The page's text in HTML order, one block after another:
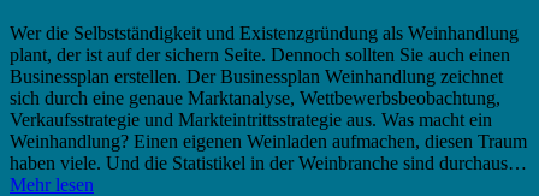
Wer die Selbstständigkeit und Existenzgründung als Weinhandlung
plant, der ist auf der sichern Seite. Dennoch sollten Sie auch einen
Businessplan erstellen. Der Businessplan Weinhandlung zeichnet
sich durch eine genaue Marktanalyse, Wettbewerbsbeobachtung,
Verkaufsstrategie und Markteintrittsstrategie aus. Was macht ein
Weinhandlung? Einen eigenen Weinladen aufmachen, diesen Traum
haben viele. Und die Statistikel in der Weinbranche sind durchaus…
Mehr lesen